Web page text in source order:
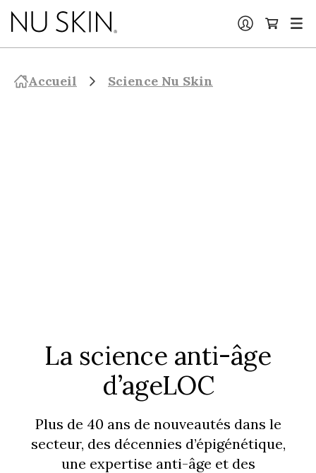
Accueil Science Nu Skin
La science anti-âge
d’ageLOC
Plus de 40 ans de nouveautés dans le
secteur, des décennies d’épigénétique,
une expertise anti-âge et des